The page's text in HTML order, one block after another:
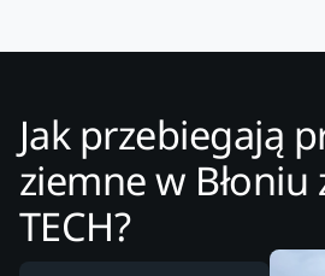
Jak przebiegają
ziemne w Błoniu
TECH?